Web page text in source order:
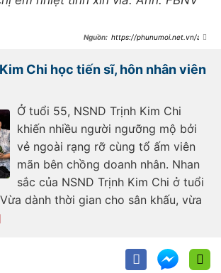
https://phunumoi.net.vn/a-
gap-su-co-bi-dan-ban-sat-gan-tim-
d356870.html
Chi học tiến sĩ, hôn nhân viên
Ở tuổi 55, NSND Trịnh Kim Chi
khiến nhiều người ngưỡng mộ bởi
vẻ ngoài rạng rỡ cùng tổ ấm viên
mãn bên chồng doanh nhân. Nhan
sắc của NSND Trịnh Kim Chi ở tuổi
dành thời gian cho sân khấu, vừa